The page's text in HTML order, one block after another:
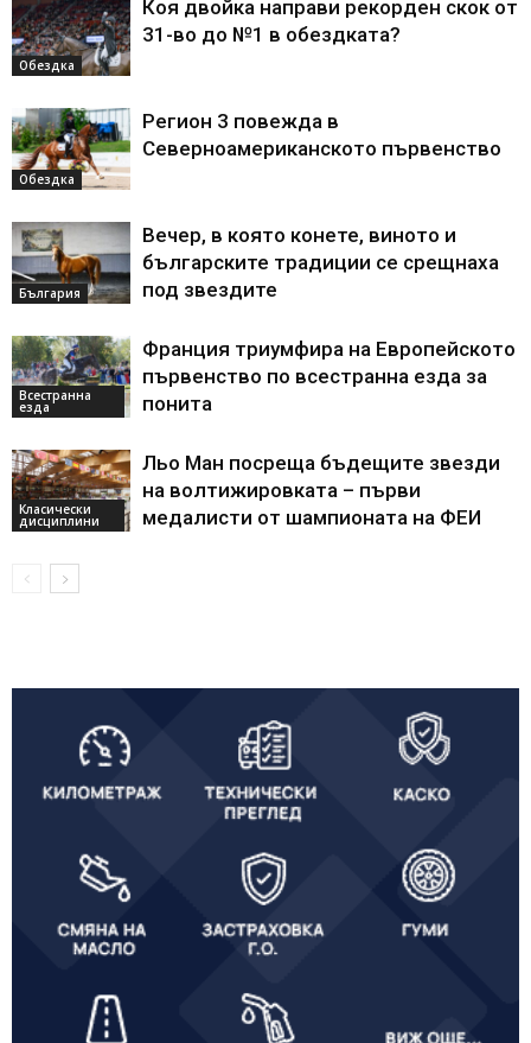
Обездка
Коя двойка направи рекорден скок от
31-во до №1 в обездката?
Обездка
Регион 3 повежда в
Северноамериканското първенство
България
Вечер, в която конете, виното и
българските традиции се срещнаха
под звездите
Всестранна
езда
Франция триумфира на Европейското
първенство по всестранна езда за
понита
Класически
дисциплини
Льо Ман посреща бъдещите звезди
на волтижировката – първи
медалисти от шампионата на ФЕИ